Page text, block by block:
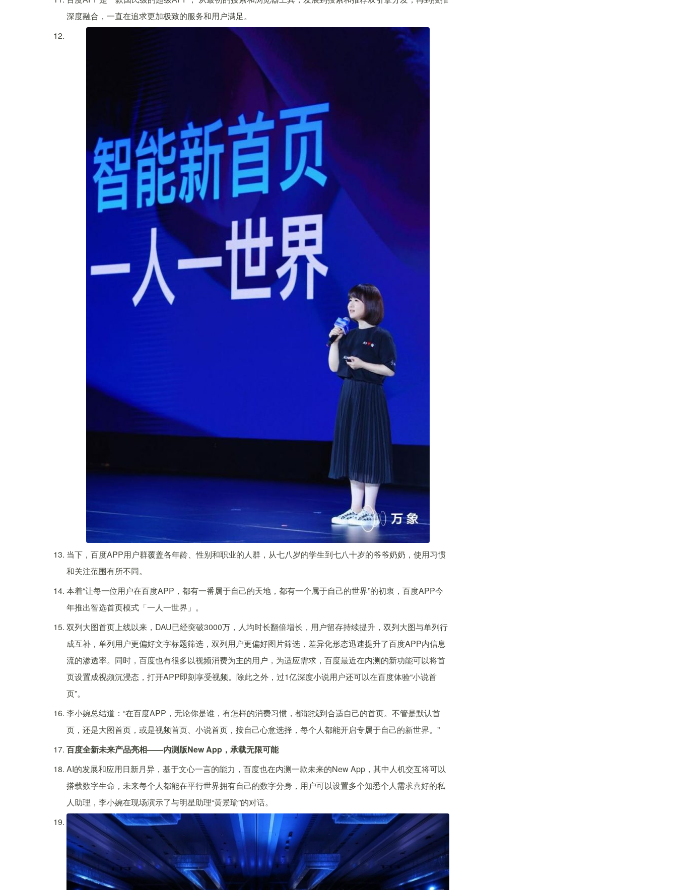
深度融合，一直在追求更加极致的服务和用户满足。
当下，百度APP用户群覆盖各年龄、性别和职业的人群，从七八岁的学生到七八十岁的爷爷奶奶，使用习惯
和关注范围有所不同。
本着“让每一位用户在百度APP，都有一番属于自己的天地，都有一个属于自己的世界”的初衷，百度APP今
年推出智选首页模式「一人一世界」。
双列大图首页上线以来，DAU已经突破3000万，人均时长翻倍增长，用户留存持续提升，双列大图与单列行
成互补，单列用户更偏好文字标题筛选，双列用户更偏好图片筛选，差异化形态迅速提升了百度APP内信息
流的渗透率。同时，百度也有很多以视频消费为主的用户，为适应需求，百度最近在内测的新功能可以将首
页设置成视频沉浸态，打开APP即刻享受视频。除此之外，过1亿深度小说用户还可以在百度体验“小说首
页”。
李小婉总结道：“在百度APP，无论你是谁，有怎样的消费习惯，都能找到合适自己的首页。不管是默认首
页，还是大图首页，或是视频首页、小说首页，按自己心意选择，每个人都能开启专属于自己的新世界。”
百度全新未来产品亮相——内测版New App，承载无限可能
AI的发展和应用日新月异，基于文心一言的能力，百度也在内测一款未来的New App，其中人机交互将可以
搭载数字生命，未来每个人都能在平行世界拥有自己的数字分身，用户可以设置多个知悉个人需求喜好的私
人助理，李小婉在现场演示了与明星助理“黄景瑜”的对话。